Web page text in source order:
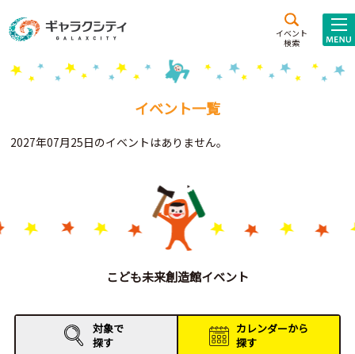
イベント
検索
施設案内
こども
西新井
施設･
Gがくえん
お知らせ
イベントレポート
イベント一覧
2027年07月25日のイベントはありません。
こども未来創造館イベント
対象で
探す
カレンダーから
探す